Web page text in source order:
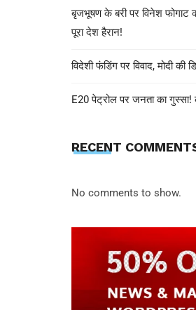
बृजभूषण के बरी पर विनेश फोगाट
पूरा देश हैरान!
विदेशी फंडिंग पर विवाद, मोदी की
E20 पेट्रोल पर जनता का गुस्सा!
RECENT
No comments to show.